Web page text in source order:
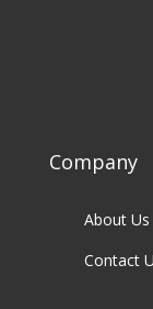
Company
About Us
Contact